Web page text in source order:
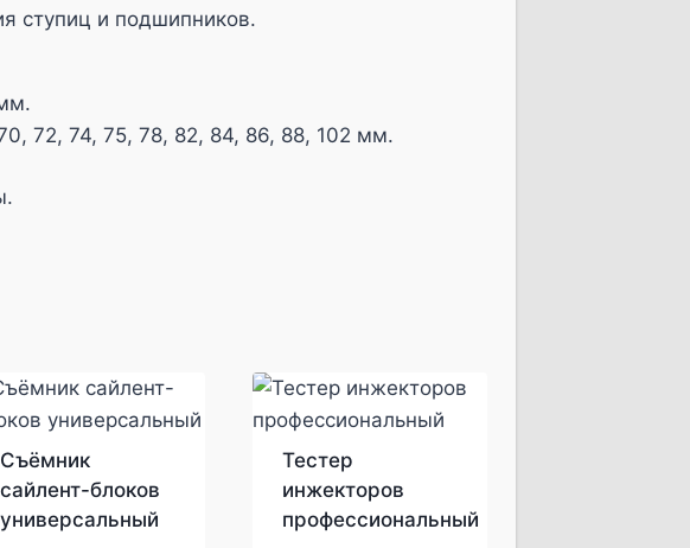
ступиц и подшипников.
72, 74, 75, 78, 82, 84, 86, 88, 102 мм.
Съёмник
сайлент-блоков
универсальный
Тестер
инжекторов
профессиональный